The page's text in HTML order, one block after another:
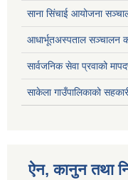
साना सिंचाई आयोजना
आधार्भूतअस्पताल सञ्चालन
सार्वजनिक सेवा प्रवाको
साकेला गाउँपालिकाको
ऐन, कानुन तथा